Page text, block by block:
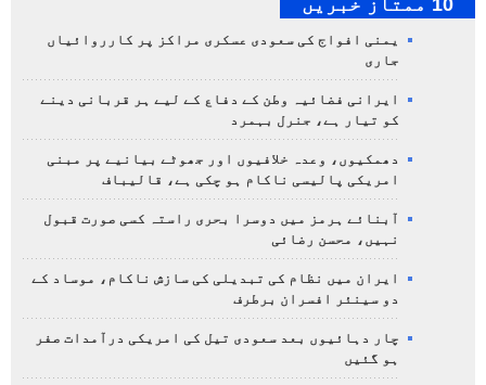
یمنی افواج کی سعودی عسکری مراکز پر کارروائیاں
جاری
ایرانی فضائیہ وطن کے دفاع کے لیے ہر قربانی دینے
کو تیار ہے، جنرل بہمرد
دھمکیوں، وعدہ خلافیوں اور جھوٹے بیانیے پر مبنی
امریکی پالیسی ناکام ہو چکی ہے، قالیباف
آبنائے ہرمز میں دوسرا بحری راستہ کسی صورت قبول
نہیں، محسن رضائی
ایران میں نظام کی تبدیلی کی سازش ناکام، موساد کے
دو سینئر افسران برطرف
چار دہائیوں بعد سعودی تیل کی امریکی درآمدات صفر
ہو گئیں